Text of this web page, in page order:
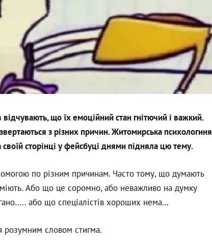
що їх емоційний стан гнітючий і важкий.
з різних причин. Житомирська психологиня
своїй сторінці у фейсбуці днями підняла цю тему.
по різним причинам. Часто тому, що думають
Або що це соромно, або неважливо на думку
або що спеціалістів хороших нема…
розумним словом стигма.